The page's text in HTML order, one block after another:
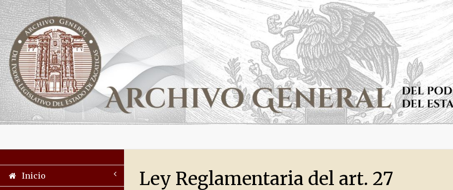
Inicio Ley Reglamentaria del art. 27